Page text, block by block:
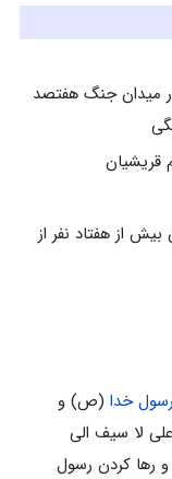
در ميدان جنگ هفتصد
قریشیان
از هفتاد نفر از
رسول خدا (ص) و
لا سیف الی
و رها کردن رسول